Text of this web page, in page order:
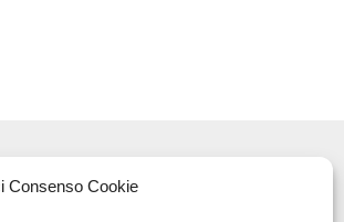
Consenso Cookie